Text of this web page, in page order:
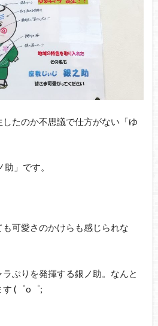
たのか不思議で仕方がない「ゆ
」です。
も可愛さのかけらも感じられな
ぶりを発揮する銀ノ助。なんと
(゜o゜;